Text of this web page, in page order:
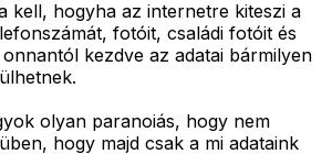
kell, hogyha az internetre kiteszi a
fotóit, családi fotóit és
kezdve az adatai bármilyen
olyan paranoiás, hogy nem
hogy majd csak a mi adataink